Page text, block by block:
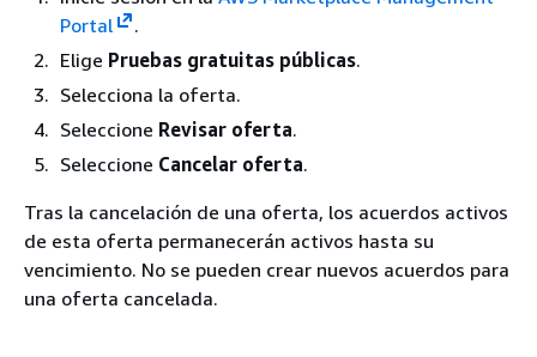
Portal
.
Elige Pruebas gratuitas públicas.
Selecciona la oferta.
Seleccione Revisar oferta.
Seleccione Cancelar oferta.
Tras la cancelación de una oferta, los acuerdos activos
de esta oferta permanecerán activos hasta su
vencimiento. No se pueden crear nuevos acuerdos para
una oferta cancelada.